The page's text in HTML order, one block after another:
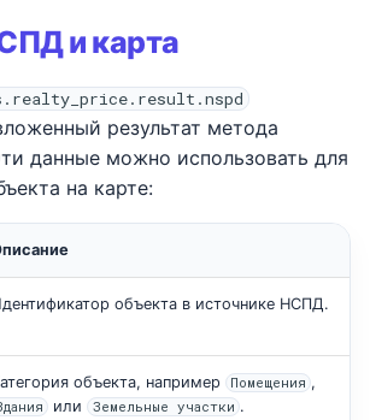
и карта
результат метода
данные можно использовать для
на карте:
объекта в источнике НСПД.
объекта, например Помещения ,
или Земельные участки .